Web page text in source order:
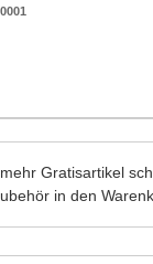
Gratisartikel
in den